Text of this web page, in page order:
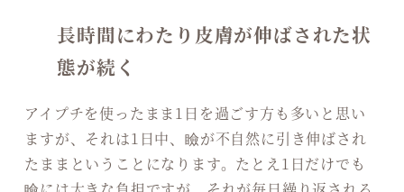
長時間にわたり皮膚が伸ばされた状
態が続く
アイプチを使ったまま1日を過ごす方も多いと思い
ますが、それは1日中、瞼が不自然に引き伸ばされ
たままということになります。たとえ1日だけでも